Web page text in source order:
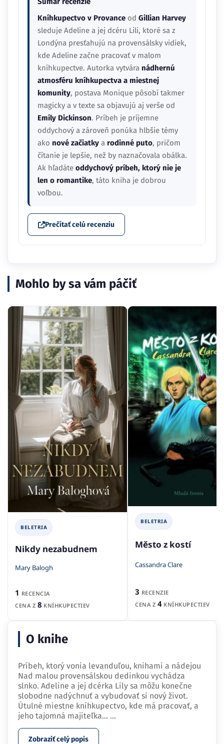
Kníhkupectvo v Provance od Gillian Harvey
sleduje Adeline a jej dcéru Lili, ktoré sa z
Londýna presťahujú na provensálsky vidiek,
kde Adeline začne pracovať v malom
kníhkupectve. Autorka vytvára nádhernú
atmosféru kníhkupectva a miestnej
komunity, postava Monique pôsobí takmer
magicky a v texte sa objavujú aj verše od
Emily Dickinson. Príbeh je príjemne
oddychový a zároveň ponúka hlbšie témy
ako nové začiatky a rodinné puto, pričom
čítanie je lepšie, než by naznačovala obálka.
Ak hľadáte oddychový príbeh, ktorý nie je
len o romantike, táto kniha je dobrou
voľbou.
Prečítať celú recenziu
Mohlo by sa vám páčiť
BELETRIA
Nikdy nezabudnem
Mary Balogh
1 RECENCIA
CENA Z 8 KNÍHKUPECTIEV
BELETRIA
Město z kostí
Cassandra Clare
3 RECENZIE
CENA Z 4KNÍHKUPECTIEV
O knihe
Príbeh, ktorý vonia levanduľou, knihami a nádejou
Nad malou provensálskou dedinkou vychádza
slnko. Adeline a jej dcérka Lily sa môžu konečne
slobodne nadýchnuť a vybudovať si nový život.
Útulné miestne kníhkupectvo, kde má pracovať, a
jeho tajomná majiteľka… ...
Zobraziť celý popis